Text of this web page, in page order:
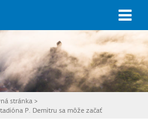
stránka >
P. Demitru sa môže začať